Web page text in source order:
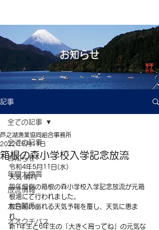
お知らせ
記事
全ての記事
お知らせ
年間大物賞
放流情報
大会関係
オオクチバス
全ての記事
箱根の森小学校入学記念放流
芦之湖漁業協同組合事務所
2022年5月11日
令和4年5月11日(水)
天気 晴れ
毎年恒例の箱根の森小学校入学記念放流が元箱
根湾にて行われました。
数日前の崩れる天気予報を覆し、天気に恵ま
れ、
新1年生と6年生の「大きく育ってね」の元気な